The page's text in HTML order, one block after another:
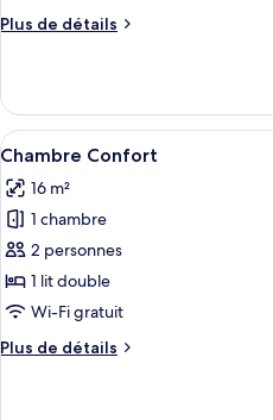
chambre :
Plus de détails
Plus
le
type
de
Chambre
Familiale
Afficher
toutes
les
photos
pour
ce
type
chambre :
6
Chambre Confort
16 m²
1 chambre
2 personnes
1 lit double
Wi-Fi gratuit
Plus de détails
Plus